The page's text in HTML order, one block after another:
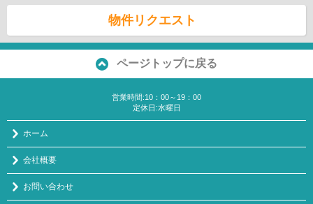
物件リクエスト
ページトップに戻る
営業時間:10：00～19：00
定休日:水曜日
ホーム
会社概要
お問い合わせ